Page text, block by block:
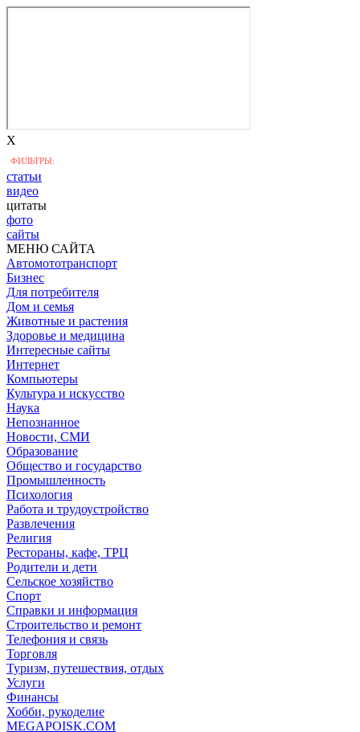
X
ФИЛЬТРЫ:
статьи
видео
цитаты
фото
сайты
МЕНЮ САЙТА
Автомототранспорт
Бизнес
Для потребителя
Дом и семья
Животные и растения
Здоровье и медицина
Интересные сайты
Интернет
Компьютеры
Культура и искусство
Наука
Непознанное
Новости, СМИ
Образование
Общество и государство
Промышленность
Психология
Работа и трудоустройство
Развлечения
Религия
Рестораны, кафе, ТРЦ
Родители и дети
Сельское хозяйство
Спорт
Справки и информация
Строительство и ремонт
Телефония и связь
Торговля
Туризм, путешествия, отдых
Услуги
Финансы
Хобби, рукоделие
MEGAPOISK.COM